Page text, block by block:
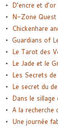
D’encre et d’or
N-Zone Quest
Chickenhare
Guardians of
Le Tarot des
Le Jade et le
Les Secrets de
Le secret du
Dans le sillage
A la recherche
Une journée